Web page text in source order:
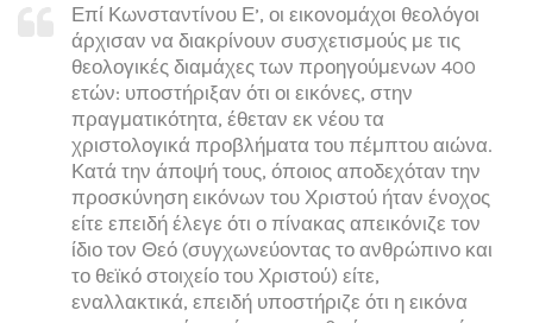
Επί Κωνσταντίνου Ε’, οι εικονομάχοι θεολόγοι
άρχισαν να διακρίνουν συσχετισμούς με τις
θεολογικές διαμάχες των προηγούμενων 400
ετών: υποστήριξαν ότι οι εικόνες, στην
πραγματικότητα, έθεταν εκ νέου τα
χριστολογικά προβλήματα του πέμπτου αιώνα.
Κατά την άποψή τους, όποιος αποδεχόταν την
προσκύνηση εικόνων του Χριστού ήταν ένοχος
είτε επειδή έλεγε ότι ο πίνακας απεικόνιζε τον
ίδιο τον Θεό (συγχωνεύοντας το ανθρώπινο και
το θεϊκό στοιχείο του Χριστού) είτε,
εναλλακτικά, επειδή υποστήριζε ότι η εικόνα